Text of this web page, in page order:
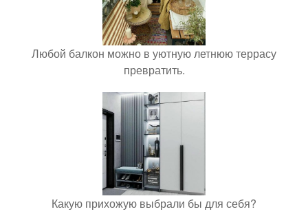
Любой балкон можно в уютную летнюю террасу
превратить.
Какую прихожую выбрали бы для себя?